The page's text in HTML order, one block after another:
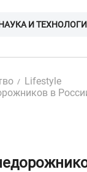
И
Lifestyle
в